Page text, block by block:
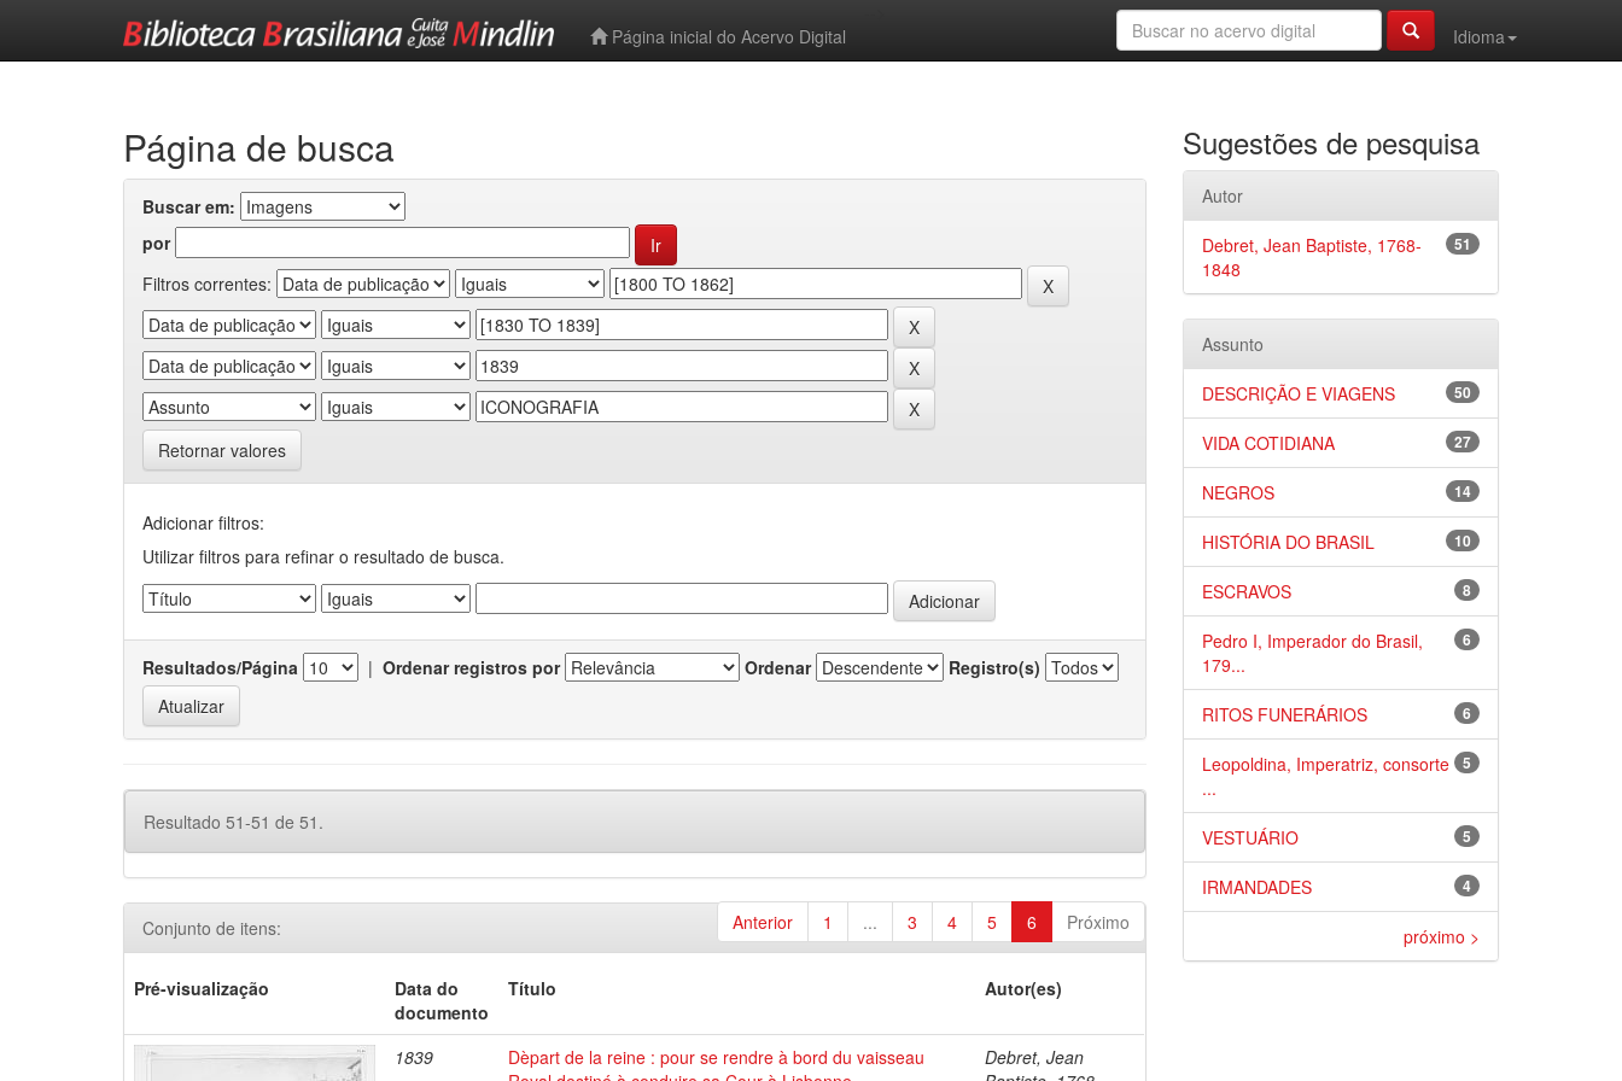
Página inicial do Acervo Digital
Idioma
Página de busca
Buscar em:
por
Filtros correntes:
Retornar valores
Adicionar filtros:
Utilizar filtros para refinar o resultado de busca.
Resultados/Página | Ordenar registros por Ordenar Registro(s)
Resultado 51-51 de 51.
Anterior 1 ... 3 4 5 6 Próximo
Conjunto de itens:
Pré-visualização
Data do
documento
Título Autor(es)
1839
Dèpart de la reine : pour se rendre à bord du vaisseau
Debret, Jean
Sugestões de pesquisa
Autor
51
Debret, Jean Baptiste, 1768-
1848
Assunto
50
DESCRIÇÃO E VIAGENS
27
VIDA COTIDIANA
14
NEGROS
10
HISTÓRIA DO BRASIL
8
ESCRAVOS
6
Pedro I, Imperador do Brasil,
179...
6
RITOS FUNERÁRIOS
5
Leopoldina, Imperatriz, consorte
...
5
VESTUÁRIO
4
IRMANDADES
próximo >